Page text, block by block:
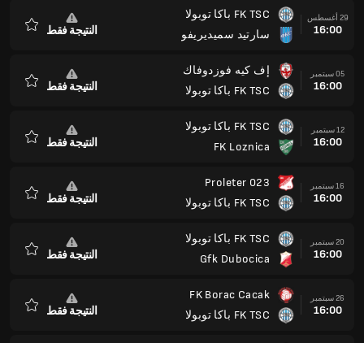
29 أغسطس
16:00
FK TSC باكا توبولا
سارتيد سميديريفو
النتيجة فقط
05 سبتمبر
16:00
إف كيه فوزدوفاك
FK TSC باكا توبولا
النتيجة فقط
12 سبتمبر
16:00
FK TSC باكا توبولا
FK Loznica
النتيجة فقط
16 سبتمبر
16:00
Proleter 023
FK TSC باكا توبولا
النتيجة فقط
20 سبتمبر
16:00
FK TSC باكا توبولا
Gfk Dubocica
النتيجة فقط
26 سبتمبر
16:00
FK Borac Cacak
FK TSC باكا توبولا
النتيجة فقط